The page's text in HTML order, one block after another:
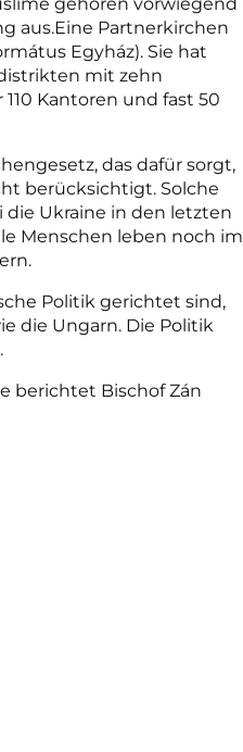
aus.Eine Partnerkirchen
Egyház). Sie hat
mit zehn
Kantoren und fast 50
das dafür sorgt,
berücksichtigt. Solche
die Ukraine in den letzten
Menschen leben noch im
Politik gerichtet sind,
die Ungarn. Die Politik
berichtet Bischof Zán